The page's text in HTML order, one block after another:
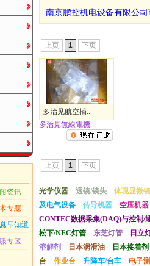
南京鹏控机电设备有限公司
上页 1 下页
多治见航空插...
多治見無線電機...
上页 1 下页
光学仪器 透镜/镜头 体现显微
及电气设备
传导机器 空压机器
CONTEC数据采集(DAQ)与控制/
松下/NEC灯管
东芝灯管 日立
溶解剂
日本润滑油 日本接着剂
台
作业台 升降车/台车 电子